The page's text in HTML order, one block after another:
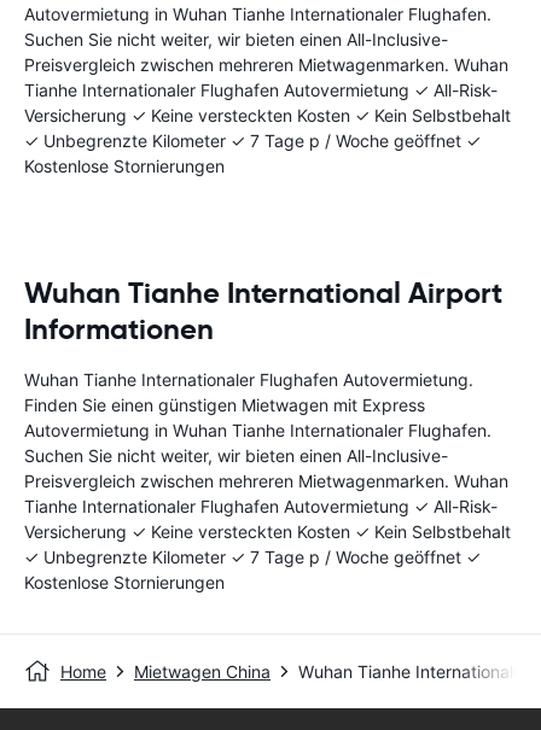
Autovermietung in Wuhan Tianhe Internationaler Flughafen.
Suchen Sie nicht weiter, wir bieten einen All-Inclusive-
Preisvergleich zwischen mehreren Mietwagenmarken. Wuhan
Tianhe Internationaler Flughafen Autovermietung ✓ All-Risk-
Versicherung ✓ Keine versteckten Kosten ✓ Kein Selbstbehalt
✓ Unbegrenzte Kilometer ✓ 7 Tage p / Woche geöffnet ✓
Kostenlose Stornierungen
Wuhan Tianhe International Airport
Informationen
Wuhan Tianhe Internationaler Flughafen Autovermietung.
Finden Sie einen günstigen Mietwagen mit Express
Autovermietung in Wuhan Tianhe Internationaler Flughafen.
Suchen Sie nicht weiter, wir bieten einen All-Inclusive-
Preisvergleich zwischen mehreren Mietwagenmarken. Wuhan
Tianhe Internationaler Flughafen Autovermietung ✓ All-Risk-
Versicherung ✓ Keine versteckten Kosten ✓ Kein Selbstbehalt
✓ Unbegrenzte Kilometer ✓ 7 Tage p / Woche geöffnet ✓
Kostenlose Stornierungen
Home Mietwagen China Wuhan Tianhe Internationaler